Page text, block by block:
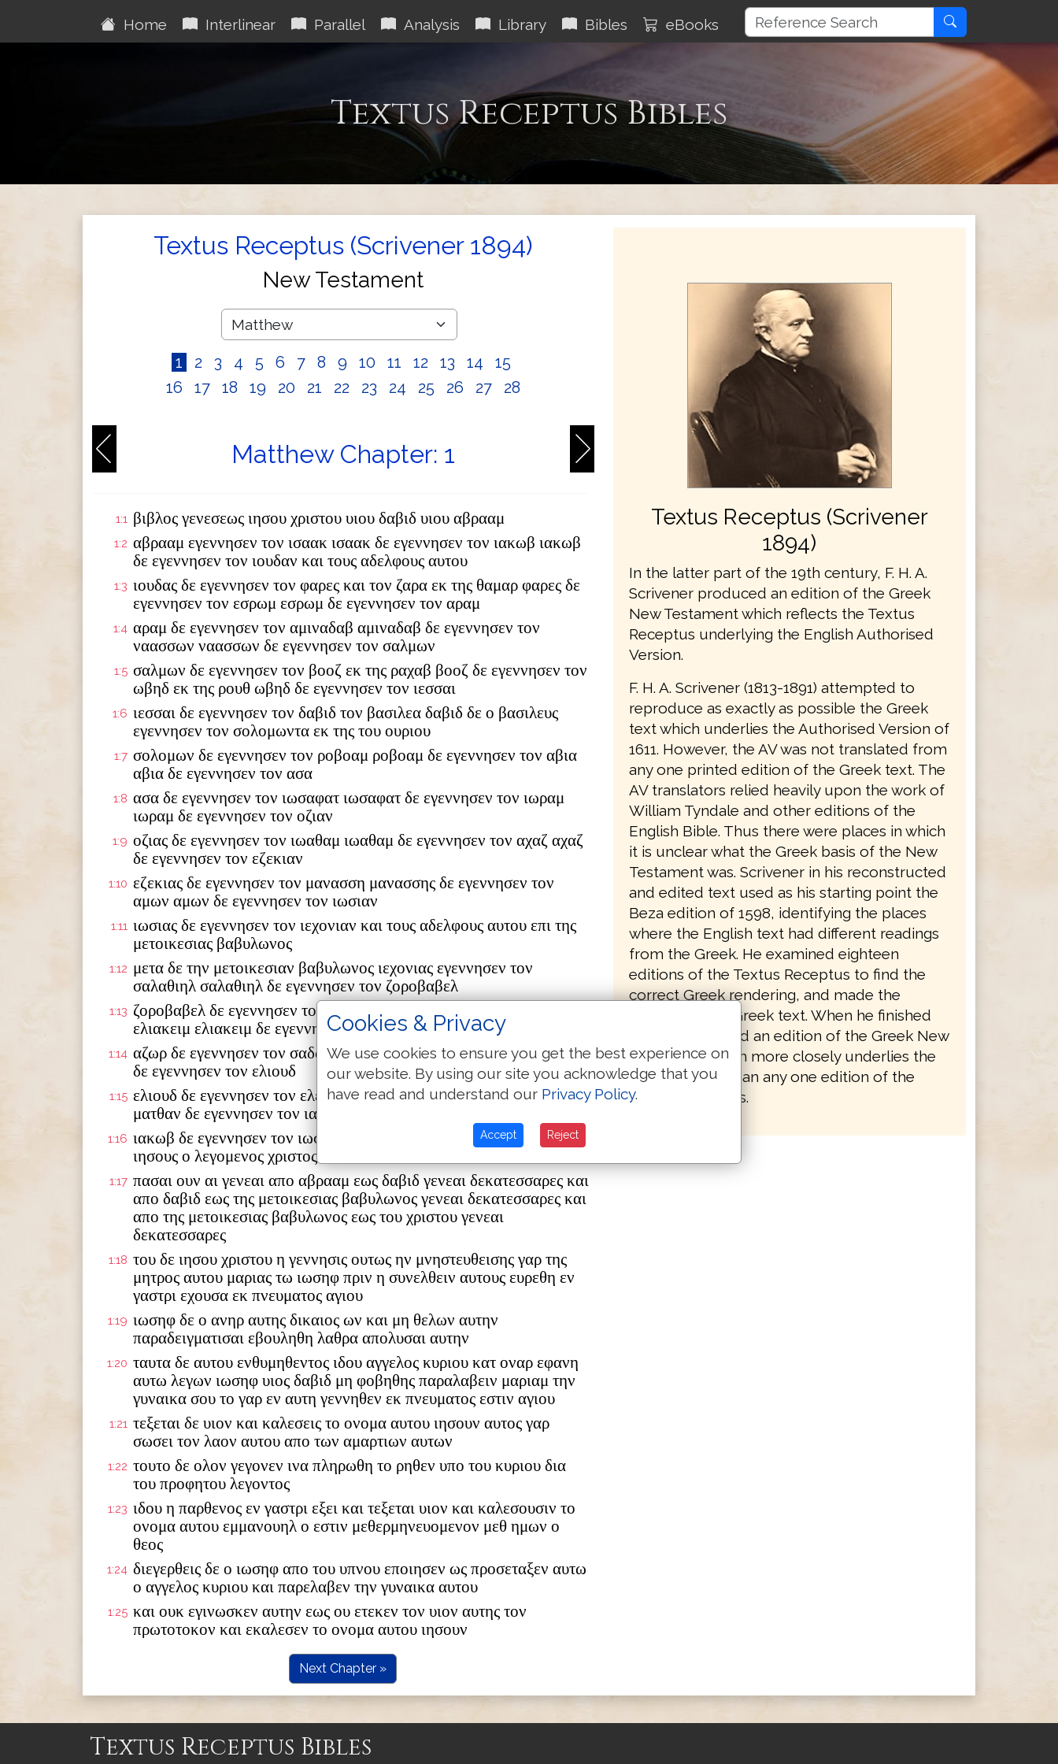
Home Interlinear Parallel Analysis Library Bibles eBooks
Textus Receptus Bibles
Textus Receptus (Scrivener 1894)
New Testament
1 2 3 4 5 6 7 8 9 10 11 12 13 14
15
16
17 18 19 20 21 22 23 24 25 26 27 28
Matthew Chapter: 1
1:1 βιβλος γενεσεως ιησου χριστου υιου δαβιδ υιου αβρααμ
1:2 αβρααμ εγεννησεν τον ισαακ ισαακ δε εγεννησεν τον ιακωβ ιακωβ
δε εγεννησεν τον ιουδαν και τους αδελφους αυτου
1:3 ιουδας δε εγεννησεν τον φαρες και τον ζαρα εκ της θαμαρ φαρες δε
εγεννησεν τον εσρωμ εσρωμ δε εγεννησεν τον αραμ
1:4 αραμ δε εγεννησεν τον αμιναδαβ αμιναδαβ δε εγεννησεν τον
ναασσων ναασσων δε εγεννησεν τον σαλμων
1:5 σαλμων δε εγεννησεν τον βοοζ εκ της ραχαβ βοοζ δε εγεννησεν τον
ωβηδ εκ της ρουθ ωβηδ δε εγεννησεν τον ιεσσαι
1:6 ιεσσαι δε εγεννησεν τον δαβιδ τον βασιλεα δαβιδ δε ο βασιλευς
εγεννησεν τον σολομωντα εκ της του ουριου
1:7 σολομων δε εγεννησεν τον ροβοαμ ροβοαμ δε εγεννησεν τον αβια
αβια δε εγεννησεν τον ασα
1:8 ασα δε εγεννησεν τον ιωσαφατ ιωσαφατ δε εγεννησεν τον ιωραμ
ιωραμ δε εγεννησεν τον οζιαν
1:9 οζιας δε εγεννησεν τον ιωαθαμ ιωαθαμ δε εγεννησεν τον αχαζ αχαζ
δε εγεννησεν τον εζεκιαν
1:10 εζεκιας δε εγεννησεν τον μανασση μανασσης δε εγεννησεν τον
αμων αμων δε εγεννησεν τον ιωσιαν
1:11 ιωσιας δε εγεννησεν τον ιεχονιαν και τους αδελφους αυτου επι της
μετοικεσιας βαβυλωνος
1:12 μετα δε την μετοικεσιαν βαβυλωνος ιεχονιας εγεννησεν τον
σαλαθιηλ σαλαθιηλ δε εγεννησεν τον ζοροβαβελ
1:13 ζοροβαβελ δε εγεννησεν τον αβιουδ αβιουδ δε εγεννησεν τον
ελιακειμ ελιακειμ δε εγεννησεν τον αζωρ
1:14 αζωρ δε εγεννησεν τον σαδωκ σαδωκ δε εγεννησεν τον αχειμ αχειμ
δε εγεννησεν τον ελιουδ
1:15 ελιουδ δε εγεννησεν τον ελεαζαρ ελεαζαρ δε εγεννησεν τον ματθαν
ματθαν δε εγεννησεν τον ιακωβ
1:16 ιακωβ δε εγεννησεν τον ιωσηφ τον ανδρα μαριας εξ ης εγεννηθη
ιησους ο λεγομενος χριστος
1:17 πασαι ουν αι γενεαι απο αβρααμ εως δαβιδ γενεαι δεκατεσσαρες και
απο δαβιδ εως της μετοικεσιας βαβυλωνος γενεαι δεκατεσσαρες και
απο της μετοικεσιας βαβυλωνος εως του χριστου γενεαι
δεκατεσσαρες
1:18 του δε ιησου χριστου η γεννησις ουτως ην μνηστευθεισης γαρ της
μητρος αυτου μαριας τω ιωσηφ πριν η συνελθειν αυτους ευρεθη εν
γαστρι εχουσα εκ πνευματος αγιου
1:19 ιωσηφ δε ο ανηρ αυτης δικαιος ων και μη θελων αυτην
παραδειγματισαι εβουληθη λαθρα απολυσαι αυτην
1:20 ταυτα δε αυτου ενθυμηθεντος ιδου αγγελος κυριου κατ οναρ εφανη
αυτω λεγων ιωσηφ υιος δαβιδ μη φοβηθης παραλαβειν μαριαμ την
γυναικα σου το γαρ εν αυτη γεννηθεν εκ πνευματος εστιν αγιου
1:21 τεξεται δε υιον και καλεσεις το ονομα αυτου ιησουν αυτος γαρ
σωσει τον λαον αυτου απο των αμαρτιων αυτων
1:22 τουτο δε ολον γεγονεν ινα πληρωθη το ρηθεν υπο του κυριου δια
του προφητου λεγοντος
1:23 ιδου η παρθενος εν γαστρι εξει και τεξεται υιον και καλεσουσιν το
ονομα αυτου εμμανουηλ ο εστιν μεθερμηνευομενον μεθ ημων ο
θεος
1:24 διεγερθεις δε ο ιωσηφ απο του υπνου εποιησεν ως προσεταξεν αυτω
ο αγγελος κυριου και παρελαβεν την γυναικα αυτου
1:25 και ουκ εγινωσκεν αυτην εως ου ετεκεν τον υιον αυτης τον
πρωτοτοκον και εκαλεσεν το ονομα αυτου ιησουν
Next Chapter »
Textus Receptus (Scrivener
1894)
In the latter part of the 19th century, F. H. A.
Scrivener produced an edition of the Greek
New Testament which reflects the Textus
Receptus underlying the English Authorised
Version.
F. H. A. Scrivener (1813-1891) attempted to
reproduce as exactly as possible the Greek
text which underlies the Authorised Version of
1611. However, the AV was not translated from
any one printed edition of the Greek text. The
AV translators relied heavily upon the work of
William Tyndale and other editions of the
English Bible. Thus there were places in which
it is unclear what the Greek basis of the New
Testament was. Scrivener in his reconstructed
and edited text used as his starting point the
Beza edition of 1598, identifying the places
where the English text had different readings
from the Greek. He examined eighteen
editions of the Textus Receptus to find the
correct Greek rendering, and made the
changes to his Greek text. When he finished
he had produced an edition of the Greek New
Testament which more closely underlies the
text of the AV than any one edition of the
Textus Receptus.
Textus Receptus Bibles
Cookies & Privacy
We use cookies to ensure you get the best experience on
our website. By using our site you acknowledge that you
have read and understand our Privacy Policy.
Accept Reject